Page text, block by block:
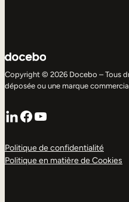
Copyright © 2026 Docebo – Tous
déposée ou une marque
LinkedIn
Facebook
YouTube
Politique de confidentialité
Politique en matière de Cookies